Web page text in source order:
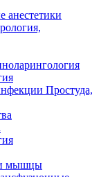
анестетики
Простуда,
мышцы